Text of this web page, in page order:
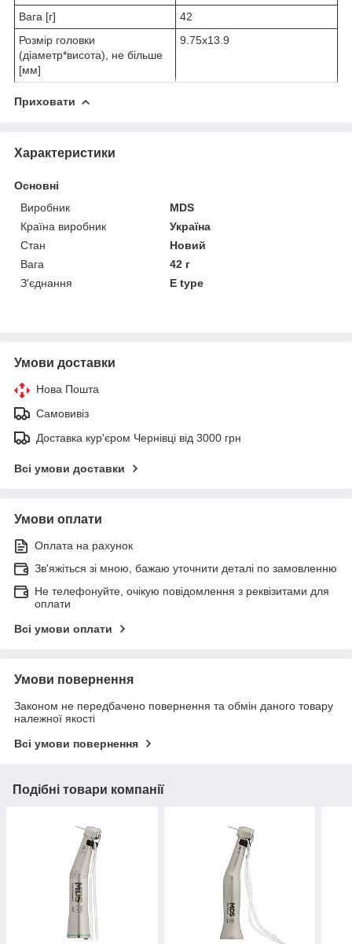
Вага [г]
42
Розмір головки
(діаметр*висота), не більше
[мм]
9.75х13.9
Приховати
Характеристики
Основні
Виробник
MDS
Країна виробник
Україна
Стан
Новий
Вага
42 г
З'єднання
E type
Умови доставки
Нова Пошта
Самовивіз
Доставка кур'єром Чернівці від 3000 грн
Всі умови доставки
Умови оплати
Оплата на рахунок
Зв'яжіться зі мною, бажаю уточнити деталі по замовленню
Не телефонуйте, очікую повідомлення з реквізитами для
оплати
Всі умови оплати
Умови повернення
Законом не передбачено повернення та обмін даного товару
належної якості
Всі умови повернення
Подібні товари компанії